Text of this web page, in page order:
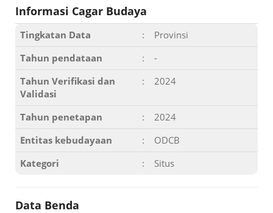
Informasi Cagar Budaya
Tingkatan Data :
Provinsi
Tahun pendataan
:
-
Tahun Verifikasi dan
Validasi
: 2024
Tahun penetapan :
2024
Entitas kebudayaan
:
ODCB
Kategori
: Situs
Data Benda